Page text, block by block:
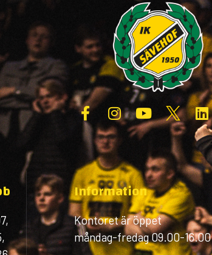
Information
Kontoret är öppet
måndag-fredag 09.00-16.00